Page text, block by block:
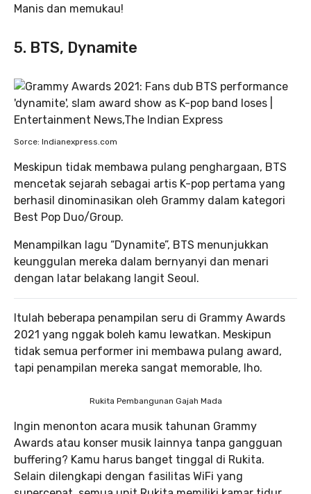
Manis dan memukau!
5. BTS, Dynamite
Sorce: Indianexpress.com
Meskipun tidak membawa pulang penghargaan, BTS
mencetak sejarah sebagai artis K-pop pertama yang
berhasil dinominasikan oleh Grammy dalam kategori
Best Pop Duo/Group.
Menampilkan lagu “Dynamite”, BTS menunjukkan
keunggulan mereka dalam bernyanyi dan menari
dengan latar belakang langit Seoul.
Itulah beberapa penampilan seru di Grammy Awards
2021 yang nggak boleh kamu lewatkan. Meskipun
tidak semua performer ini membawa pulang award,
tapi penampilan mereka sangat memorable, lho.
Rukita Pembangunan Gajah Mada
Ingin menonton acara musik tahunan Grammy
Awards atau konser musik lainnya tanpa gangguan
buffering? Kamu harus banget tinggal di Rukita.
Selain dilengkapi dengan fasilitas WiFi yang